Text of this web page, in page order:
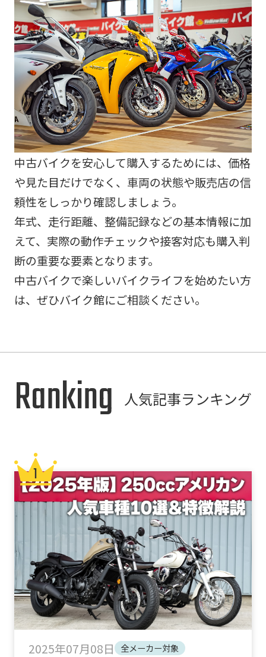
中古バイクを安心して購入するためには、価格
や見た目だけでなく、車両の状態や販売店の信
頼性をしっかり確認しましょう。
年式、走行距離、整備記録などの基本情報に加
えて、実際の動作チェックや接客対応も購入判
断の重要な要素となります。
中古バイクで楽しいバイクライフを始めたい方
は、ぜひバイク館にご相談ください。
Ranking 人気記事ランキング
2025年07月08日 全メーカー対象